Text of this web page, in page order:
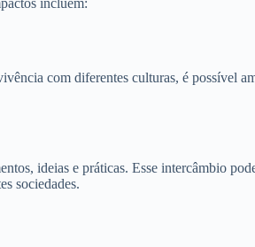
incluem:
com diferentes culturas, é possível
ideias e práticas. Esse intercâmbio
sociedades.